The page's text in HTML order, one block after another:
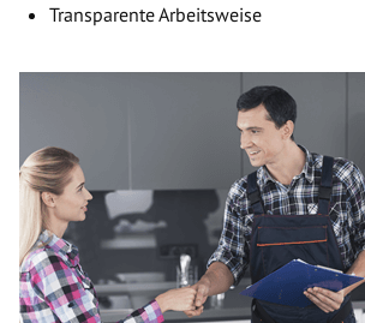
Transparente Arbeitsweise